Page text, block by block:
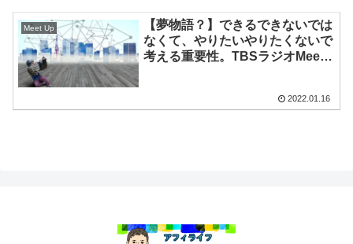
Meet Up
【夢物語？】できるできないでは
なくて、やりたいやりたくないで
考える重要性。TBSラジオMeet
2022.01.16